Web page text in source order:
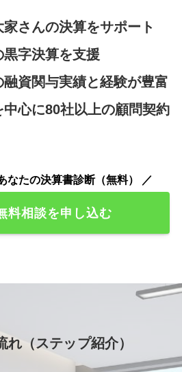
さんの決算をサポート
字決算を支援
資関与実績と経験が豊富
心に80社以上の顧問契約
なたの決算書診断（無料） ／
料相談を申し込む
れ（ステップ紹介）